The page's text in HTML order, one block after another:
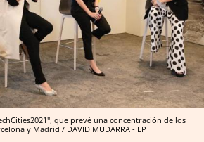
que prevé una concentración de los
y Madrid / DAVID MUDARRA - EP